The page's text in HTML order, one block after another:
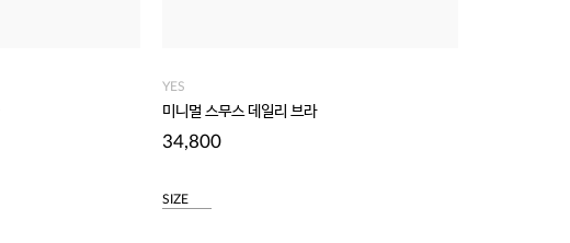
YES
미니멀 스무스 데일리 브라
34,800
SIZE